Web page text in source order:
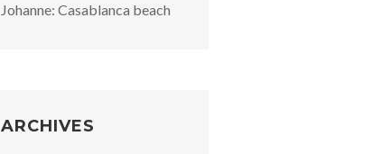
Johanne: Casablanca beach
ARCHIVES